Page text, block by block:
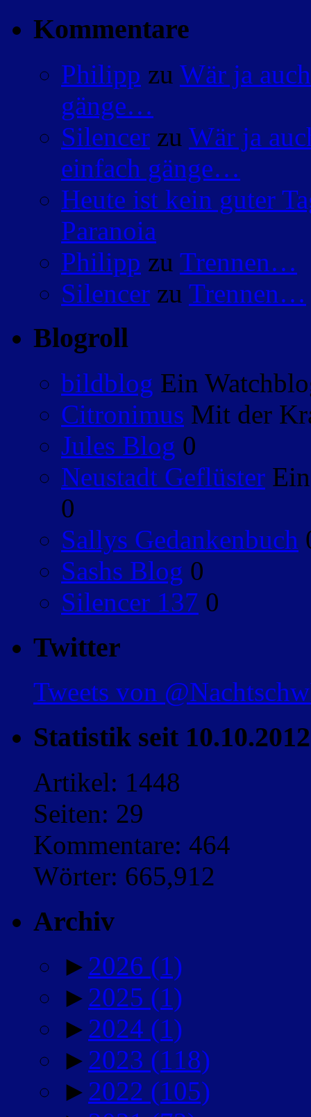
Kommentare
Philipp zu Wär ja
gänge…
Silencer zu Wär ja
einfach gänge…
Heute ist kein guter
Paranoia
Philipp zu Trennen…
Silencer zu Trennen…
Blogroll
bildblog Ein
Citronimus Mit der
Jules Blog 0
Neustadt Geflüster
0
Sallys Gedankenbuch
Sashs Blog 0
Silencer 137 0
Twitter
Tweets von
Statistik seit 10.10.2012
Artikel: 1448
Seiten: 29
Kommentare: 464
Wörter: 665,912
Archiv
► 2026 (1)
► 2025 (1)
► 2024 (1)
► 2023 (118)
► 2022 (105)